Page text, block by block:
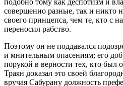
подобно тому как деспотизм и
совершенно разные, так и никто
своего принцепса, чем те, кто с
переносил рабство.
Поэтому он не поддавался
и мнительным опасениям; его
порукой в верности тех, кто был
Траян доказал это своей
вручая Сабурану должность